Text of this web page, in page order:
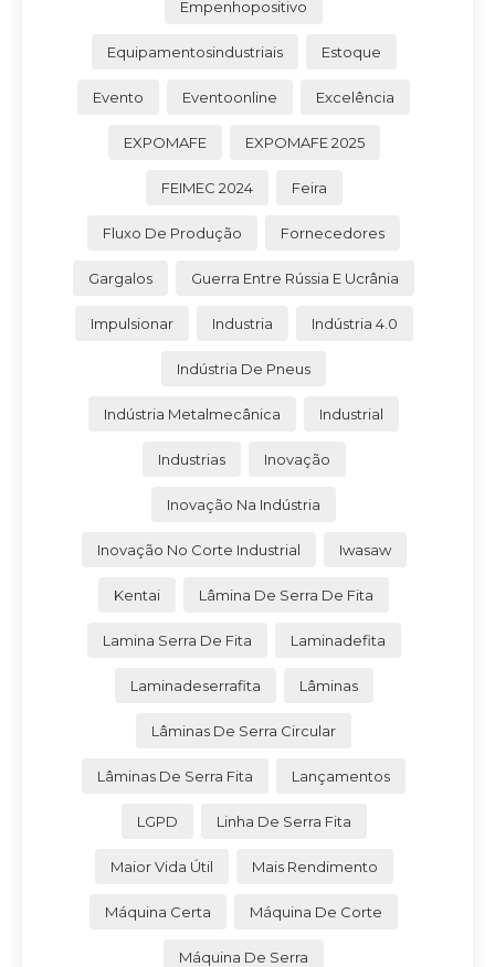
Empenhopositivo
Equipamentosindustriais Estoque
Evento Eventoonline Excelência
EXPOMAFE EXPOMAFE 2025
FEIMEC 2024 Feira
Fluxo De Produção Fornecedores
Gargalos Guerra Entre Rússia E Ucrânia
Impulsionar Industria Indústria 4.0
Indústria De Pneus
Indústria Metalmecânica Industrial
Industrias Inovação
Inovação Na Indústria
Inovação No Corte Industrial Iwasaw
Kentai Lâmina De Serra De Fita
Lamina Serra De Fita Laminadefita
Laminadeserrafita Lâminas
Lâminas De Serra Circular
Lâminas De Serra Fita Lançamentos
LGPD Linha De Serra Fita
Maior Vida Útil Mais Rendimento
Máquina Certa Máquina De Corte
Máquina De Serra